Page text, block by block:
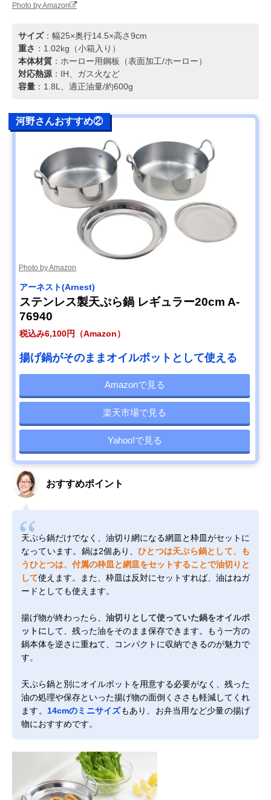
Photo by Amazon
サイズ：幅25×奥行14.5×高さ9cm
重さ ：1.02kg（小箱入り）
本体材質 ：ホーロー用鋼板（表面加工/ホーロー）
対応熱源 ：IH、ガス火など
容量 ：1.8L、適正油量/約600g
河野さんおすすめ②
Photo by Amazon
アーネスト(Arnest)
ステンレス製天ぷら鍋 レギュラー20cm A-
76940
税込み6,100円（Amazon）
揚げ鍋がそのままオイルポットとして使える
Amazonで見る
楽天市場で見る
Yahoo!で見る
おすすめポイント
天ぷら鍋だけでなく、油切り網になる網皿と枠皿がセットに
なっています。鍋は2個あり、ひとつは天ぷら鍋として、も
うひとつは、付属の枠皿と網皿をセットすることで油切りと
して使えます。また、枠皿は反対にセットすれば、油はねガ
ードとしても使えます。
揚げ物が終わったら、 油切りとして使っていた鍋をオイルポ
ットに して、残った油をそのまま保存できます。もう一方の
鍋本体を逆さに重ねて、コンパクトに収納できるのが魅力で
す。
天ぷら鍋と別にオイルポットを用意する必要がなく、残った
油の処理や保存といった揚げ物の面倒くささも軽減してくれ
ます。 14cmのミニサイズもあり、お弁当用など少量の揚げ
物におすすめです。